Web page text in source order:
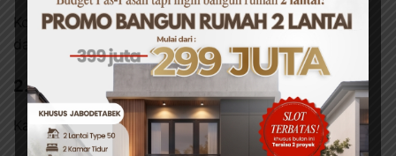
Kontraktor profesional memahami standar konstruksi
dan struktur bangunan.
2. Pengerjaan Lebih Cepat
Karena semua tim berada dalam satu koordinasi.